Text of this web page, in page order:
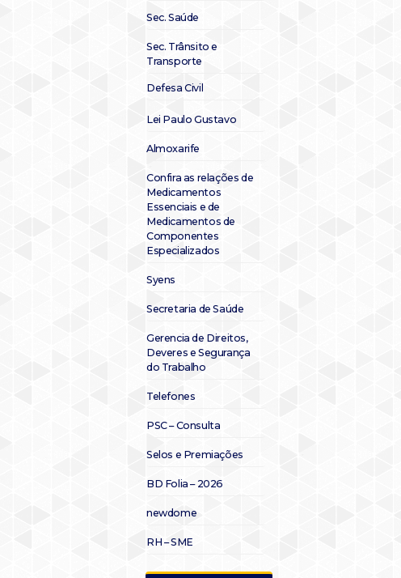
Sec. Saúde
Sec. Trânsito e
Transporte
Defesa Civil
Lei Paulo Gustavo
Almoxarife
Confira as relações de
Medicamentos
Essenciais e de
Medicamentos de
Componentes
Especializados
Syens
Secretaria de Saúde
Gerencia de Direitos,
Deveres e Segurança
do Trabalho
Telefones
PSC – Consulta
Selos e Premiações
BD Folia – 2026
newdome
RH – SME